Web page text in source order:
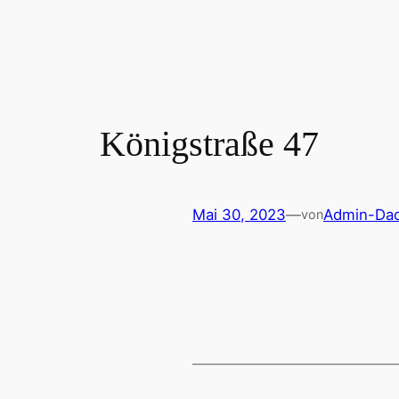
Königstraße 47
Mai 30, 2023—vonAdmin-